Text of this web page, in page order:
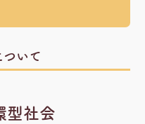
ついて
型社会